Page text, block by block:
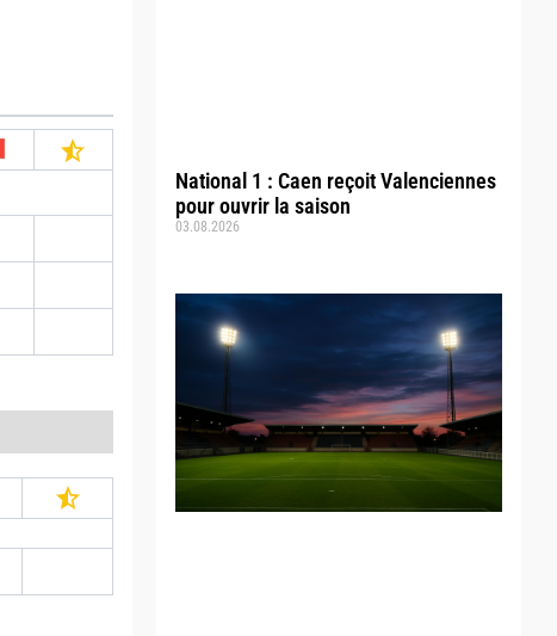
National 1 : Caen reçoit Valenciennes
pour ouvrir la saison
03.08.2026